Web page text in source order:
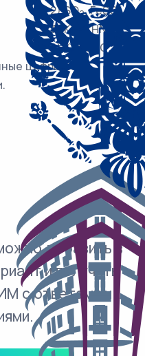
2) SO2, FeSO 4
3) KOH, HNO
4) KBr, BaO
цифры под
добавить в
и получить
с ответами и